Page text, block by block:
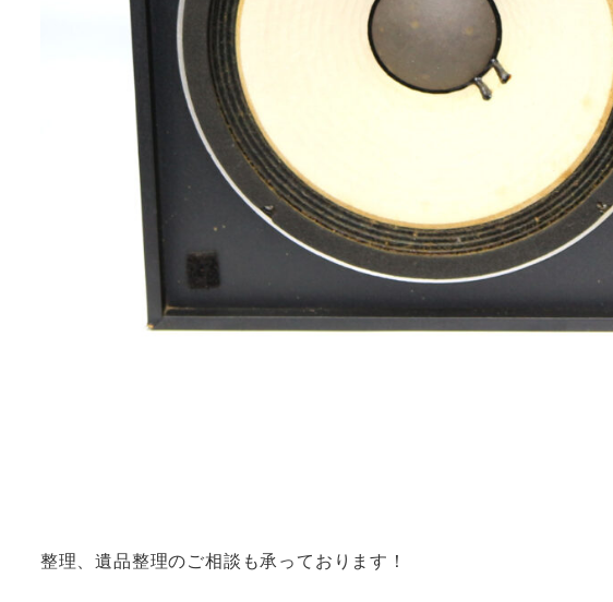
整理、遺品整理のご相談も承っております！